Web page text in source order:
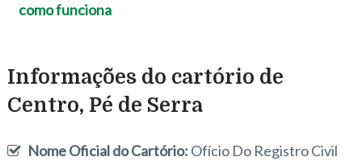
como funciona
Informações do cartório de
Centro, Pé de Serra
Nome Oficial do Cartório: Ofício Do Registro Civil